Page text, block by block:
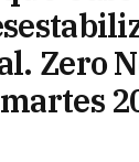
Zero